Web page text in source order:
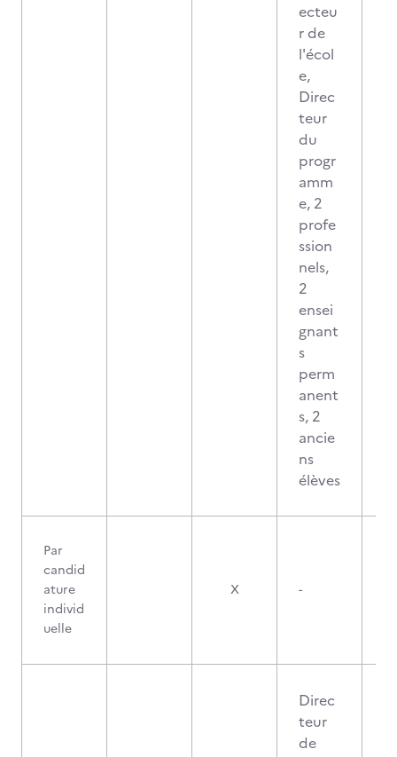
ecteu
r de
l'écol
e,
Direc
teur
du
progr
amm
e, 2
profe
ssion
nels,
2
ensei
gnant
s
perm
anent
s, 2
ancie
ns
élèves
Par
candid
ature
individ
uelle
X -
Direc
teur
de